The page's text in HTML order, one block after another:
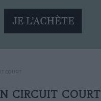
COURT
CIRCUIT COURT